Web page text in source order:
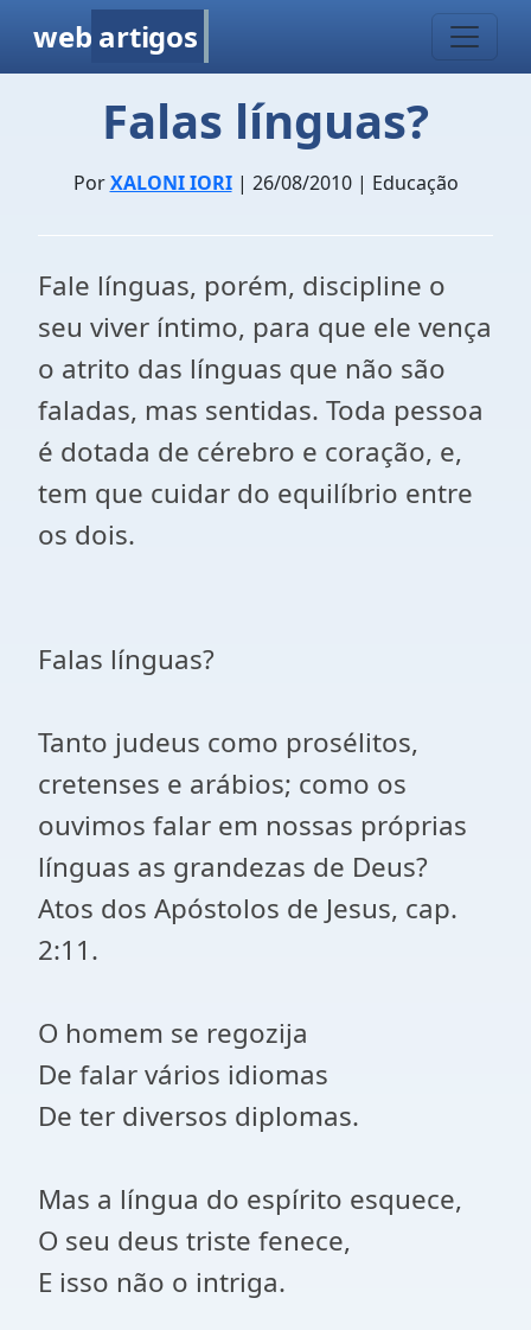
web artigos
Falas línguas?
PorXALONI IORI| 26/08/2010 | Educação
Fale línguas, porém, discipline o
seu viver íntimo, para que ele vença
o atrito das línguas que não são
faladas, mas sentidas. Toda pessoa
é dotada de cérebro e coração, e,
tem que cuidar do equilíbrio entre
os dois.
Falas línguas?
Tanto judeus como prosélitos,
cretenses e arábios; como os
ouvimos falar em nossas próprias
línguas as grandezas de Deus?
Atos dos Apóstolos de Jesus, cap.
2:11.
O homem se regozija
De falar vários idiomas
De ter diversos diplomas.
Mas a língua do espírito esquece,
O seu deus triste fenece,
E isso não o intriga.